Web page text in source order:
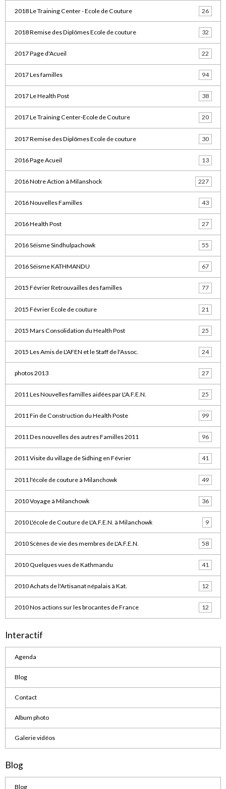
2018 Le Training Center - Ecole de Couture 26
2018 Remise des Diplômes Ecole de couture 32
2017 Page d'Acueil 22
2017 Les familles 94
2017 Le Health Post 38
2017 Le Training Center-Ecole de Couture 20
2017 Remise des Diplômes Ecole de couture 30
2016 Page Acueil 13
2016 Notre Action à Milanshock 227
2016 Nouvelles Familles 43
2016 Health Post 27
2016 Séisme Sindhulpachowk 55
2016 Séisme KATHMANDU 67
2015 Février Retrouvailles des familles 77
2015 Février Ecole de couture 21
2015 Mars Consolidation du Health Post 25
2015 Les Amis de L'AFEN et le Staff de l'Assoc. 24
photos 2013 27
2011 Les Nouvelles familles aidées par L'A.F.E.N. 25
2011 Fin de Construction du Health Poste 99
2011 Des nouvelles des autres Familles 2011 96
2011 Visite du village de Sidhing en Février 41
2011 l'école de couture à Milanchowk 49
2010 Voyage à Milanchowk 36
2010 L'école de Couture de L'A.F.E.N. à Milanchowk 9
2010 Scènes de vie des membres de L'A.F.E.N. 58
2010 Quelques vues de Kathmandu 41
2010 Achats de l'Artisanat népalais à Kat. 12
2010 Nos actions sur les brocantes de France 12
Interactif
Agenda
Blog
Contact
Album photo
Galerie vidéos
Blog
Blog